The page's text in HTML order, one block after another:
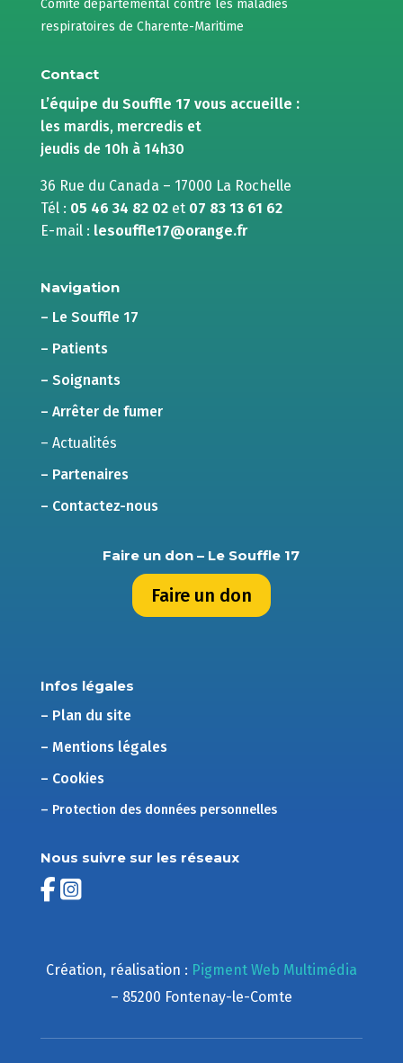
Comité départemental contre les maladies
respiratoires de Charente-Maritime
Contact
L’équipe du Souffle 17 vous accueille :
les mardis, mercredis et
jeudis de 10h à 14h30
36 Rue du Canada – 17000 La Rochelle
Tél : 05 46 34 82 02et 07 83 13 61 62
E-mail : lesouffle17@orange.fr
Navigation
– Le Souffle 17
– Patients
– Soignants
– Arrêter de fumer
– Actualités
– Partenaires
– Contactez-nous
Faire un don – Le Souffle 17
Faire un don
Infos légales
– Plan du site
– Mentions légales
– Cookies
– Protection des données personnelles
Nous suivre sur les réseaux
Création, réalisation : Pigment Web Multimédia
– 85200 Fontenay-le-Comte